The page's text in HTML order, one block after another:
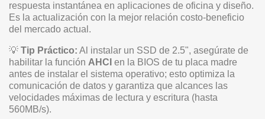
respuesta instantánea en aplicaciones de oficina y diseño.
Es la actualización con la mejor relación costo-beneficio
del mercado actual.
💡 Tip Práctico: Al instalar un SSD de 2.5", asegúrate de
habilitar la función AHCI en la BIOS de tu placa madre
antes de instalar el sistema operativo; esto optimiza la
comunicación de datos y garantiza que alcances las
velocidades máximas de lectura y escritura (hasta
560MB/s).